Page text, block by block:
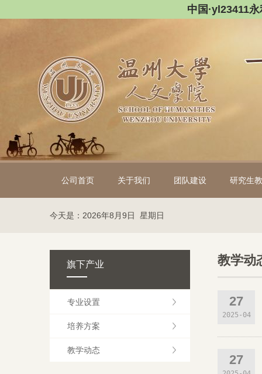
中国·yl23411
公司首页 关于我们 团队建设 研究生
今天是：2026年8月9日 星期日
旗下产业
专业设置
培养方案
教学动态
教学动
27
2025-04
27